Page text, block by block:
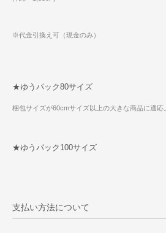
※代金引換え可（現金のみ）
★ゆうパック80サイズ
梱包サイズが60cmサイズ以上の大きな商品に適応
★ゆうパック100サイズ
支払い方法について